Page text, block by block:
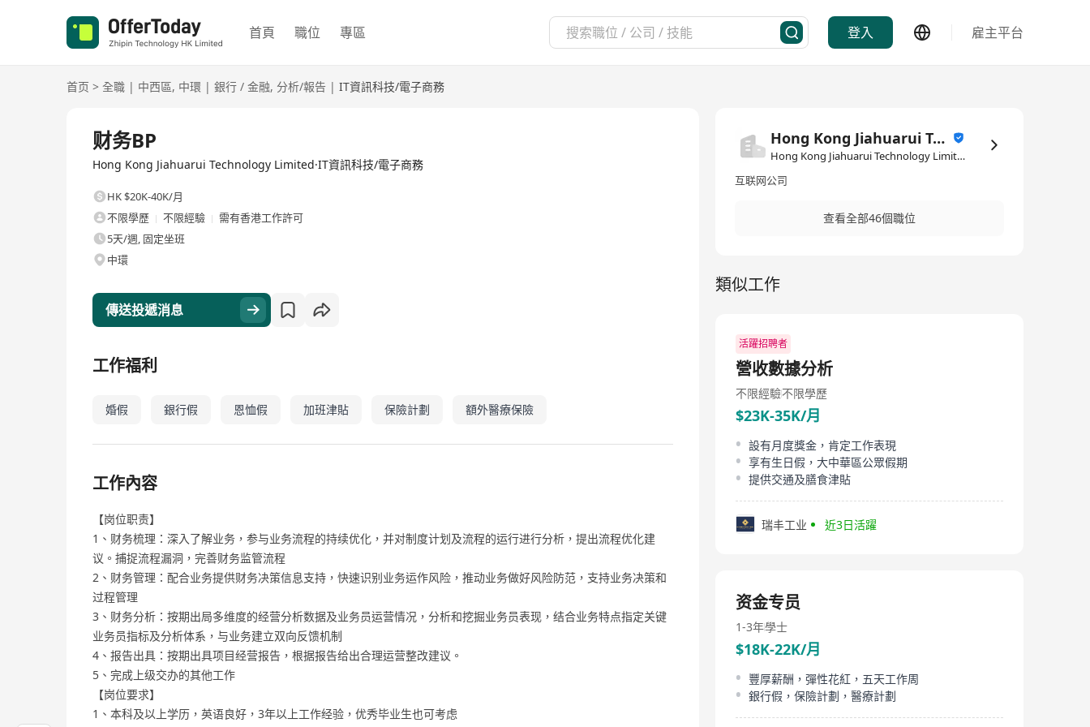
首頁 職位 專區 登入 雇主平台
首页 > 全職 | 中西區, 中環 | 銀行 / 金融, 分析/報告 | IT資訊科技/電子商務
财务BP
Hong Kong Jiahuarui Technology Limited·IT資訊科技/電子商務
HK $20K-40K/月
不限學歷
不限經驗
需有香港工作許可
5天/週, 固定坐班
中環
傳送投遞消息
工作福利
婚假 銀行假 恩恤假 加班津貼 保險計劃 額外醫療保險
工作內容
【岗位职责】
1、财务梳理：深入了解业务，参与业务流程的持续优化，并对制度计划及流程的运行进行分析，提出流程优化建
议。捕捉流程漏洞，完善财务监管流程
2、财务管理：配合业务提供财务决策信息支持，快速识别业务运作风险，推动业务做好风险防范，支持业务决策和
过程管理
3、财务分析：按期出局多维度的经营分析数据及业务员运营情况，分析和挖掘业务员表现，结合业务特点指定关键
业务员指标及分析体系，与业务建立双向反馈机制
4、报告出具：按期出具项目经营报告，根据报告给出合理运营整改建议。
5、完成上级交办的其他工作
【岗位要求】
1、本科及以上学历，英语良好，3年以上工作经验，优秀毕业生也可考虑
Hong Kong Jiahuarui Technology Limited
Hong Kong Jiahuarui Technology Limited·IT資訊科技/電子商務
互联网公司
查看全部46個職位
類似工作
活躍招聘者
營收數據分析
不限經驗不限學歷
$23K-35K/月
設有月度獎金，肯定工作表現
享有生日假，大中華區公眾假期
提供交通及膳食津貼
瑞丰工业 近3日活躍
资金专员
1-3年學士
$18K-22K/月
豐厚薪酬，彈性花紅，五天工作周
銀行假，保險計劃，醫療計劃